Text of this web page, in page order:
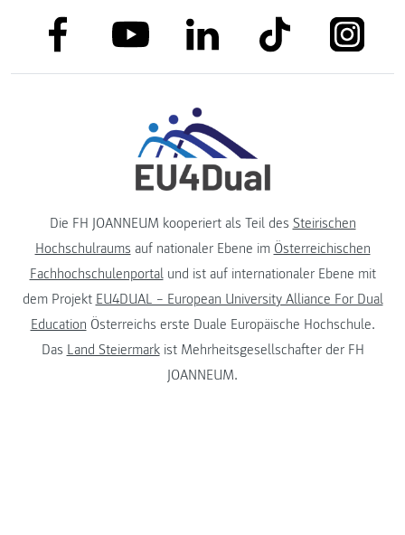
link to facebooklink to youtubelink to linkedinlink to tiktok
Die FH JOANNEUM kooperiert als Teil des Steirischen
Hochschulraums auf nationaler Ebene im Österreichischen
Fachhochschulenportalund ist auf internationaler Ebene mit
dem Projekt EU4DUAL – European University Alliance For Dual
Education Österreichs erste Duale Europäische Hochschule.
Das Land Steiermarkist Mehrheitsgesellschafter der FH
JOANNEUM.